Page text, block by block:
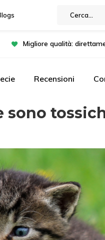
Migliore qualità:
Recensioni
sono